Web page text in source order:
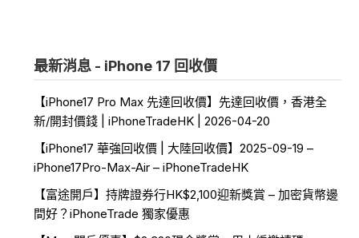
最新消息 - iPhone 17 回收價
【iPhone17 Pro Max 先達回收價】先達回收價，香港全
新/開封價錢 | iPhoneTradeHK | 2026-04-20
【iPhone17 華強回收價 | 大陸回收價】2025-09-19 –
iPhone17Pro-Max-Air – iPhoneTradeHK
【富途開戶】持牌證券行HK$2,100迎新獎賞 – 加密貨幣邊
間好？iPhoneTrade 獨家優惠